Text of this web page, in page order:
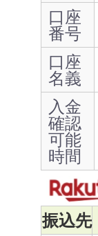
口座
番号
口座
名義
入金
確認
可能
時間
振込先